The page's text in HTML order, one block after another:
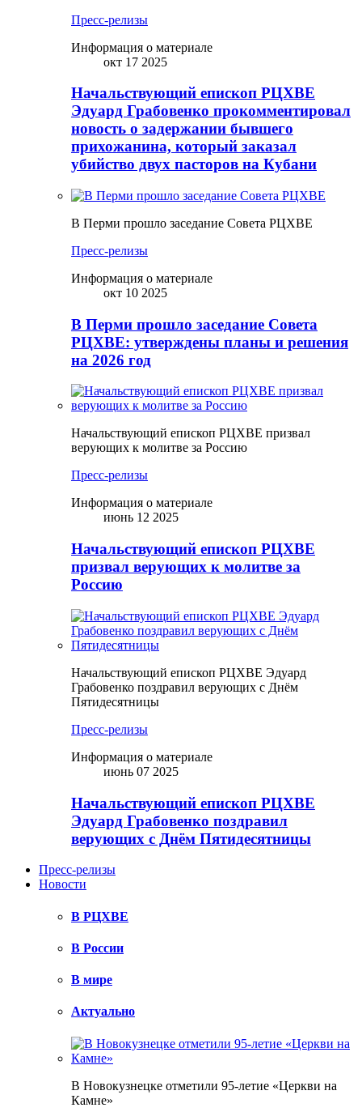
Пресс-релизы
Информация о материале
окт 17 2025
Начальствующий епископ РЦХВЕ
Эдуард Грабовенко прокомментировал
новость о задержании бывшего
прихожанина, который заказал
убийство двух пасторов на Кубани
В Перми прошло заседание Совета РЦХВЕ
Пресс-релизы
Информация о материале
окт 10 2025
В Перми прошло заседание Совета
РЦХВЕ: утверждены планы и решения
на 2026 год
Начальствующий епископ РЦХВЕ призвал
верующих к молитве за Россию
Пресс-релизы
Информация о материале
июнь 12 2025
Начальствующий епископ РЦХВЕ
призвал верующих к молитве за
Россию
Начальствующий епископ РЦХВЕ Эдуард
Грабовенко поздравил верующих с Днём
Пятидесятницы
Пресс-релизы
Информация о материале
июнь 07 2025
Начальствующий епископ РЦХВЕ
Эдуард Грабовенко поздравил
верующих с Днём Пятидесятницы
Пресс-релизы
Новости
В РЦХВЕ
В России
В мире
Актуально
В Новокузнецке отметили 95-летие «Церкви на
Камне»